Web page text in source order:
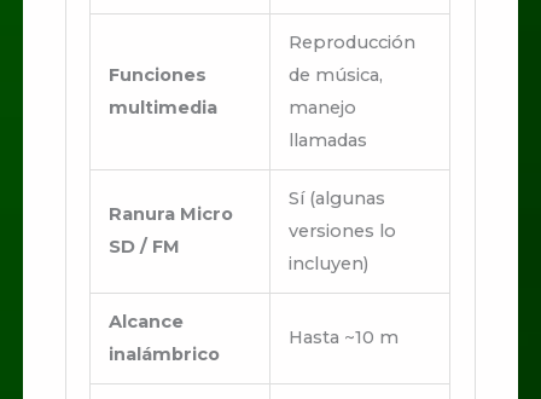
Funciones
multimedia
Reproducción
de música,
manejo
llamadas
Ranura Micro
SD / FM
Sí (algunas
versiones lo
incluyen)
Alcance
inalámbrico
Hasta ~10 m